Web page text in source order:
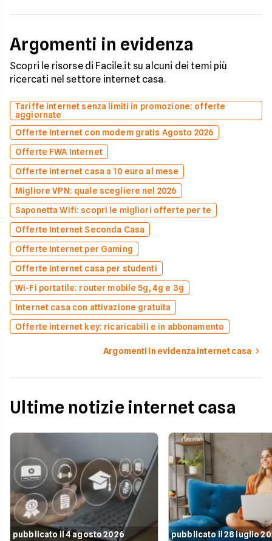
Argomenti in evidenza
Scopri le risorse di Facile.it su alcuni dei temi più
ricercati nel settore internet casa.
Tariffe internet senza limiti in promozione: offerte
aggiornate
Offerte Internet con modem gratis Agosto 2026
Offerte FWA Internet
Offerte internet casa a 10 euro al mese
Migliore VPN: quale scegliere nel 2026
Saponetta Wifi: scopri le migliori offerte per te
Offerte Internet Seconda Casa
Offerte Internet per Gaming
Offerte internet casa per studenti
Wi-Fi portatile: router mobile 5g, 4g e 3g
Internet casa con attivazione gratuita
Offerte internet key: ricaricabili e in abbonamento
Argomenti in evidenza internet casa
Ultime notizie internet casa
pubblicato il 4 agosto 2026 pubblicato il 28 luglio